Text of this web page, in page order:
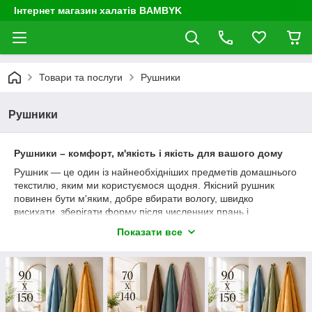
Інтернет магазин халатів BAMBYK
Товари та послуги Рушники
Рушники
Рушники – комфорт, м'якість і якість для вашого дому
Рушник — це один із найнеобхідніших предметів домашнього
текстилю, яким ми користуємося щодня. Якісний рушник
повинен бути м'яким, добре вбирати вологу, швидко
висихати, зберігати форму після численних прань і
увагу не лише на розмір і колір, а й на склад тканини,
щільність, тип плетіння та призначення виробу. Саме від цих
характеристик залежить комфорт використання і
довговічність рушника.
Показати все